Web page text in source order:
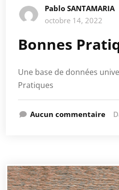
Pablo SANTAMARIA
octobre 14, 2022
Bonnes
Une base de données
Pratiques
Aucun commentaire